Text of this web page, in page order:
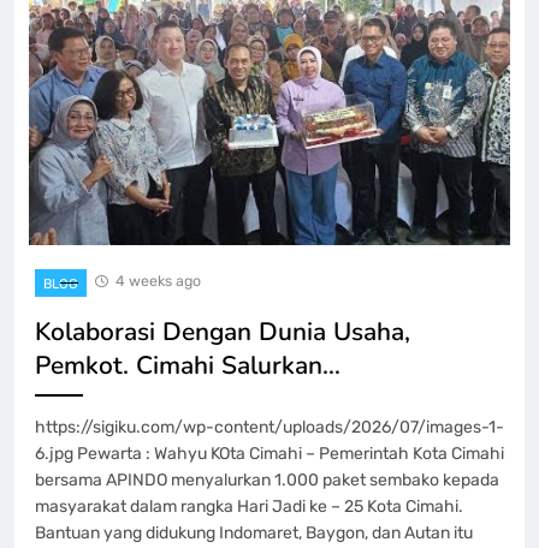
BLOG 4 weeks ago
Kolaborasi Dengan Dunia Usaha,
Pemkot. Cimahi Salurkan…
https://sigiku.com/wp-content/uploads/2026/07/images-1-
6.jpg Pewarta : Wahyu KOta Cimahi – Pemerintah Kota Cimahi
bersama APINDO menyalurkan 1.000 paket sembako kepada
masyarakat dalam rangka Hari Jadi ke – 25 Kota Cimahi.
Bantuan yang didukung Indomaret, Baygon, dan Autan itu